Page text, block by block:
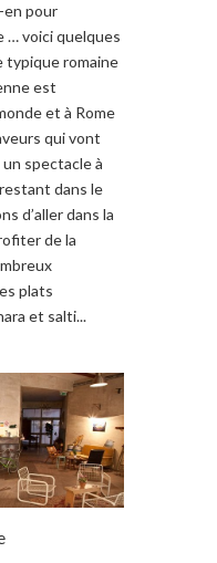
pour
… voici quelques
typique romaine
est
et à Rome
qui vont
spectacle à
restant dans le
d’aller dans la
de la
plats
et salti...